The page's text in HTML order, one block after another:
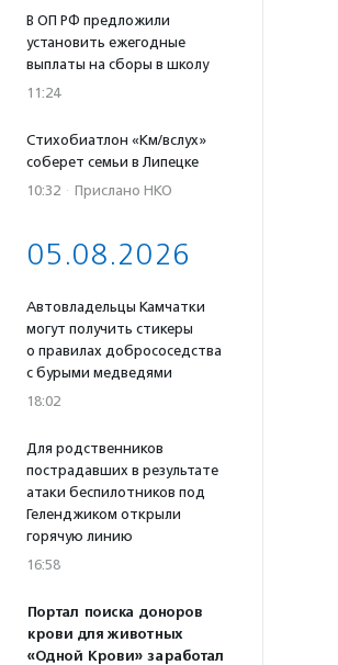
В ОП РФ предложили
установить ежегодные
выплаты на сборы в школу
11:24
Стихобиатлон «Км/вслух»
соберет семьи в Липецке
10:32 · Прислано НКО
05.08.2026
Автовладельцы Камчатки
могут получить стикеры
о правилах добрососедства
с бурыми медведями
18:02
Для родственников
пострадавших в результате
атаки беспилотников под
Геленджиком открыли
горячую линию
16:58
Портал поиска доноров
крови для животных
«Одной Крови» заработал